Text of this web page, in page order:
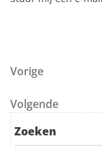
Vorig bericht
Vorige
Volgend bericht
Volgende
Zoeken